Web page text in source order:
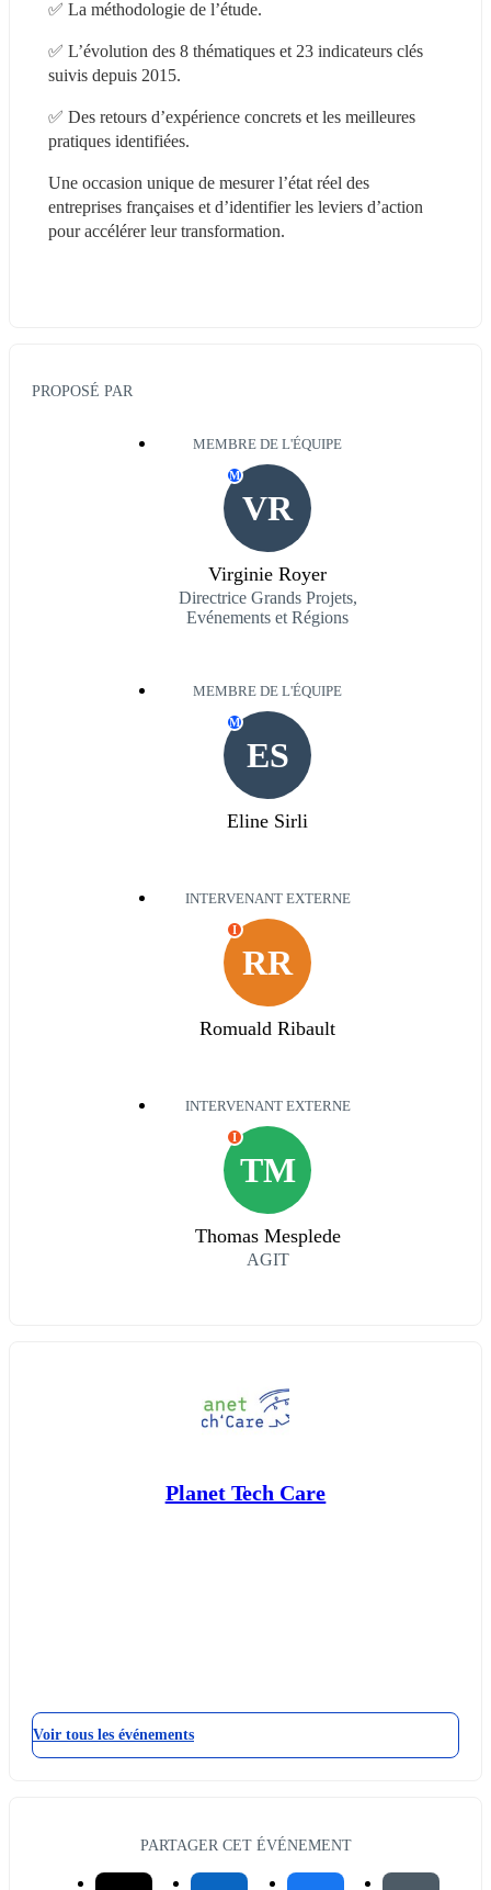
✅ La méthodologie de l’étude.
✅ L’évolution des 8 thématiques et 23 indicateurs clés
suivis depuis 2015.
✅ Des retours d’expérience concrets et les meilleures
pratiques identifiées.
Une occasion unique de mesurer l’état réel des
entreprises françaises et d’identifier les leviers d’action
pour accélérer leur transformation.
PROPOSÉ PAR
MEMBRE DE L'ÉQUIPE
VR
M
Virginie Royer
Directrice Grands Projets,
Evénements et Régions
MEMBRE DE L'ÉQUIPE
ES
M
Eline Sirli
INTERVENANT EXTERNE
RR
I
Romuald Ribault
INTERVENANT EXTERNE
TM
I
Thomas Mesplede
AGIT
Planet Tech Care
Voir tous les événements
PARTAGER CET ÉVÉNEMENT